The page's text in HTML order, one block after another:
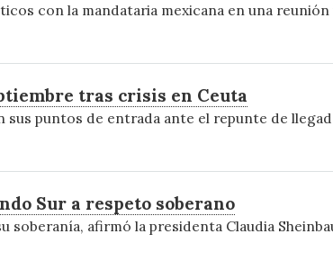
con la mandataria mexicana en una reunión
tras crisis en Ceuta
puntos de entrada ante el repunte de
Sur a respeto soberano
soberanía, afirmó la presidenta Claudia